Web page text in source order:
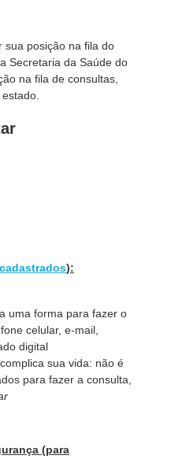
sua posição na fila do
Secretaria da Saúde do
na fila de consultas,
cadastrados):
uma forma para fazer o
celular, e-mail,
digital
sua vida: não é
para fazer a consulta,
(para